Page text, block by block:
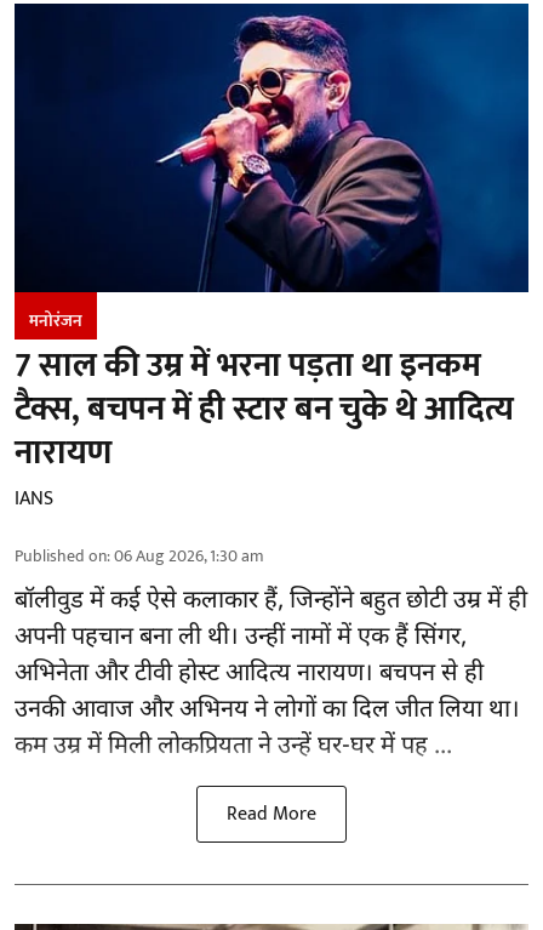
मनोरंजन
7 साल की उम्र में भरना पड़ता था इनकम
टैक्स, बचपन में ही स्टार बन चुके थे आदित्य
नारायण
IANS
Published on:06 Aug 2026, 1:30 am
बॉलीवुडमें कई ऐसे कलाकार हैं, जिन्होंने बहुत छोटी उम्र में ही
अपनी पहचान बना ली थी। उन्हीं नामों में एक हैं सिंगर,
अभिनेता और टीवी होस्ट आदित्य नारायण। बचपन से ही
उनकी आवाज और अभिनय ने लोगों का दिल जीत लिया था।
कम उम्र में मिली लोकप्रियता ने उन्हें घर-घर में पह ...
Read More